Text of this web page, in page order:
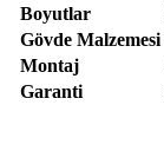
Boyutlar
Gövde Malzemesi
Montaj
Garanti